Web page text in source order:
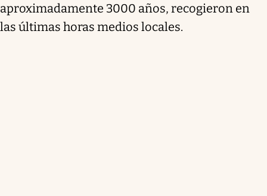
aproximadamente 3000 años, recogieron en
las últimas horas medios locales.